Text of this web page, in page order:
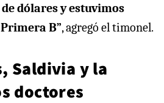
dólares y estuvimos
B”, agregó el timonel.
Saldivia y la
doctores